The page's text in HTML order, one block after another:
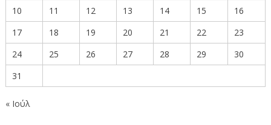
10
11 12 13 14 15
16
17
18 19 20 21 22
23
24
25 26 27 28 29
30
31
« Ιούλ